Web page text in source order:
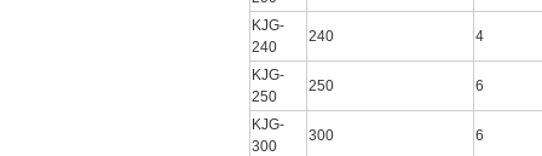
KJG-
240
240 4
KJG-
250
250 6
KJG-
300
300 6